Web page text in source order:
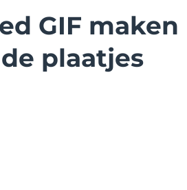
GIF maken
plaatjes